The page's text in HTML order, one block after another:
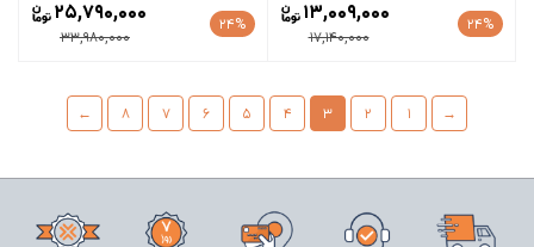
24%
17,140,000
13,009,000
24%
33,980,000
25,790,000
→
1
2
3
4
5
6
7
8
←